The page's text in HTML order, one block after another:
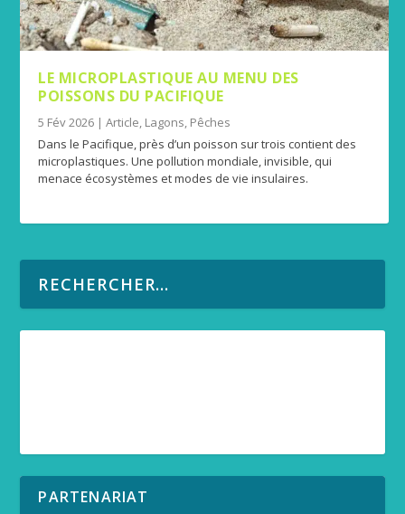
LE MICROPLASTIQUE AU MENU DES
POISSONS DU PACIFIQUE
5 Fév 2026 |Article, Lagons, Pêches
Dans le Pacifique, près d’un poisson sur trois contient des
microplastiques. Une pollution mondiale, invisible, qui
menace écosystèmes et modes de vie insulaires.
PARTENARIAT